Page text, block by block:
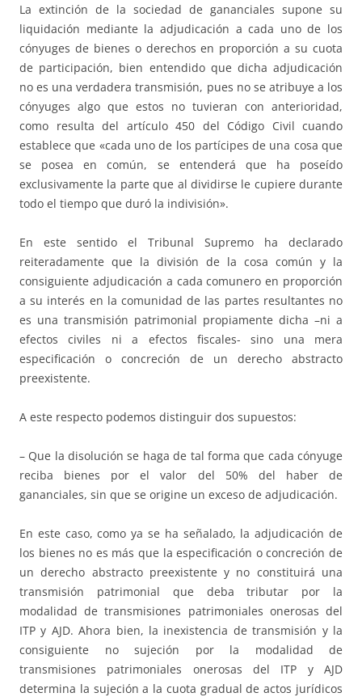
La extinción de la sociedad de gananciales supone su
liquidación mediante la adjudicación a cada uno de los
cónyuges de bienes o derechos en proporción a su cuota
de participación, bien entendido que dicha adjudicación
no es una verdadera transmisión, pues no se atribuye a los
cónyuges algo que estos no tuvieran con anterioridad,
como resulta del artículo 450 del Código Civil cuando
establece que «cada uno de los partícipes de una cosa que
se posea en común, se entenderá que ha poseído
exclusivamente la parte que al dividirse le cupiere durante
todo el tiempo que duró la indivisión».
En este sentido el Tribunal Supremo ha declarado
reiteradamente que la división de la cosa común y la
consiguiente adjudicación a cada comunero en proporción
a su interés en la comunidad de las partes resultantes no
es una transmisión patrimonial propiamente dicha –ni a
efectos civiles ni a efectos fiscales- sino una mera
especificación o concreción de un derecho abstracto
preexistente.
A este respecto podemos distinguir dos supuestos:
– Que la disolución se haga de tal forma que cada cónyuge
reciba bienes por el valor del 50% del haber de
gananciales, sin que se origine un exceso de adjudicación.
En este caso, como ya se ha señalado, la adjudicación de
los bienes no es más que la especificación o concreción de
un derecho abstracto preexistente y no constituirá una
transmisión patrimonial que deba tributar por la
modalidad de transmisiones patrimoniales onerosas del
ITP y AJD. Ahora bien, la inexistencia de transmisión y la
consiguiente no sujeción por la modalidad de
transmisiones patrimoniales onerosas del ITP y AJD
determina la sujeción a la cuota gradual de actos jurídicos